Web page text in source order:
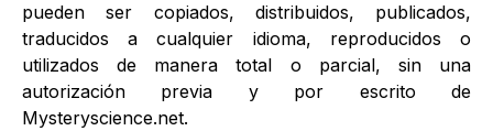
pueden ser copiados, distribuidos, publicados,
traducidos a cualquier idioma, reproducidos o
utilizados de manera total o parcial, sin una
autorización previa y por escrito de
Mysteryscience.net.